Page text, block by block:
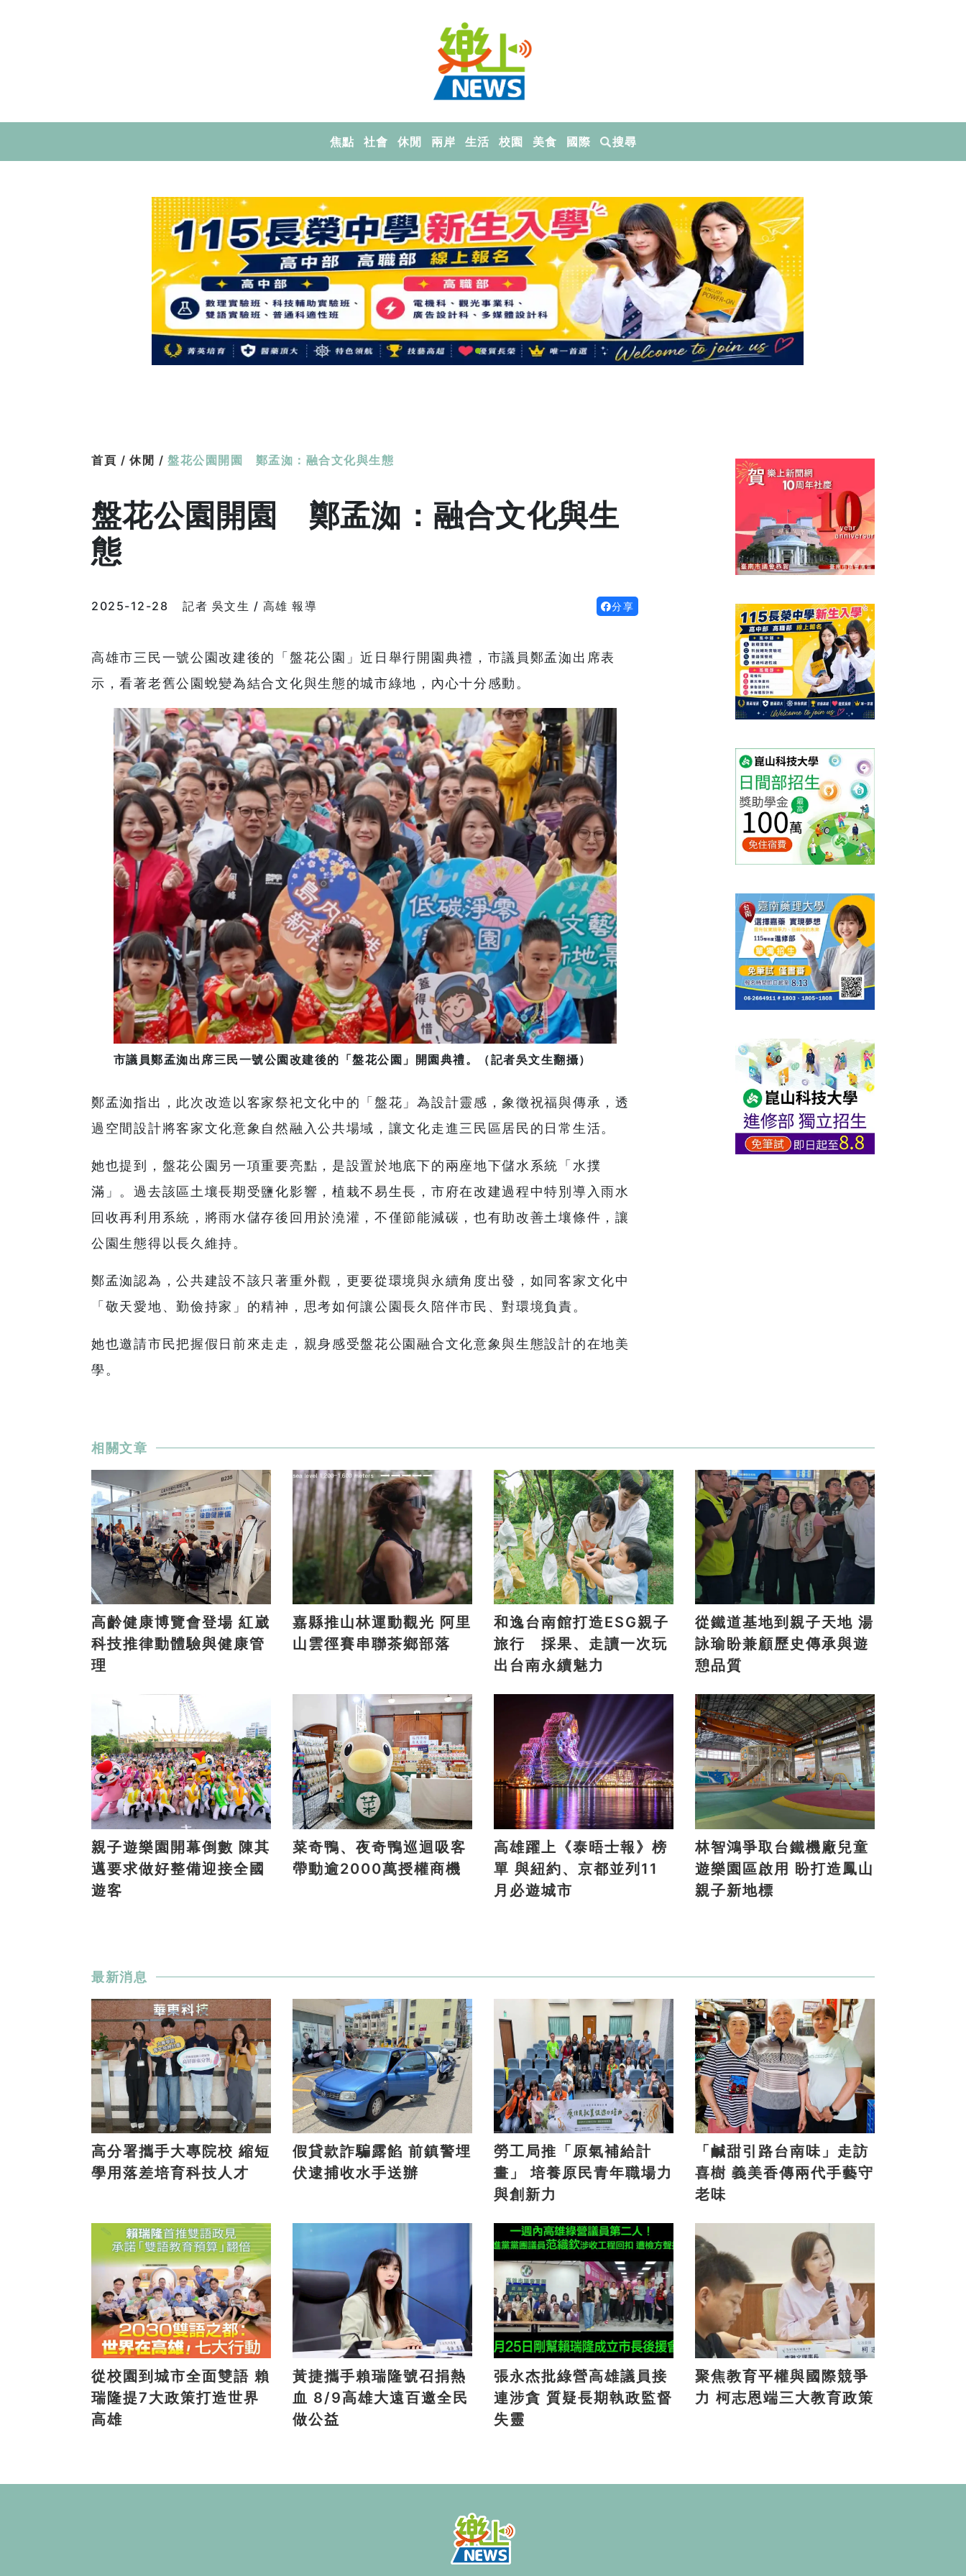
焦點 社會 休閒 兩岸 生活 校園 美食 國際 搜尋
首頁 / 休閒 / 盤花公園開園 鄭孟洳：融合文化與生態
盤花公園開園 鄭孟洳：融合文化與生
態
2025-12-28 記者 吳文生 / 高雄 報導 分享
高雄市三民一號公園改建後的「盤花公園」近日舉行開園典禮，市議員鄭孟洳出席表
示，看著老舊公園蛻變為結合文化與生態的城市綠地，內心十分感動。
市議員鄭孟洳出席三民一號公園改建後的「盤花公園」開園典禮。（記者吳文生翻攝）
鄭孟洳指出，此次改造以客家祭祀文化中的「盤花」為設計靈感，象徵祝福與傳承，透
過空間設計將客家文化意象自然融入公共場域，讓文化走進三民區居民的日常生活。
她也提到，盤花公園另一項重要亮點，是設置於地底下的兩座地下儲水系統「水撲
滿」。過去該區土壤長期受鹽化影響，植栽不易生長，市府在改建過程中特別導入雨水
回收再利用系統，將雨水儲存後回用於澆灌，不僅節能減碳，也有助改善土壤條件，讓
公園生態得以長久維持。
鄭孟洳認為，公共建設不該只著重外觀，更要從環境與永續角度出發，如同客家文化中
「敬天愛地、勤儉持家」的精神，思考如何讓公園長久陪伴市民、對環境負責。
她也邀請市民把握假日前來走走，親身感受盤花公園融合文化意象與生態設計的在地美
學。
相關文章
高齡健康博覽會登場 紅崴
科技推律動體驗與健康管
理
嘉縣推山林運動觀光 阿里
山雲徑賽串聯茶鄉部落
和逸台南館打造ESG親子
旅行 採果、走讀一次玩
出台南永續魅力
從鐵道基地到親子天地 湯
詠瑜盼兼顧歷史傳承與遊
憩品質
親子遊樂園開幕倒數 陳其
邁要求做好整備迎接全國
遊客
菜奇鴨、夜奇鴨巡迴吸客
帶動逾2000萬授權商機
高雄躍上《泰晤士報》榜
單 與紐約、京都並列11
月必遊城市
林智鴻爭取台鐵機廠兒童
遊樂園區啟用 盼打造鳳山
親子新地標
最新消息
高分署攜手大專院校 縮短
學用落差培育科技人才
假貸款詐騙露餡 前鎮警埋
伏逮捕收水手送辦
勞工局推「原氣補給計
畫」 培養原民青年職場力
與創新力
「鹹甜引路台南味」走訪
喜樹 義美香傳兩代手藝守
老味
從校園到城市全面雙語 賴
瑞隆提7大政策打造世界
高雄
黃捷攜手賴瑞隆號召捐熱
血 8/9高雄大遠百邀全民
做公益
張永杰批綠營高雄議員接
連涉貪 質疑長期執政監督
失靈
聚焦教育平權與國際競爭
力 柯志恩端三大教育政策